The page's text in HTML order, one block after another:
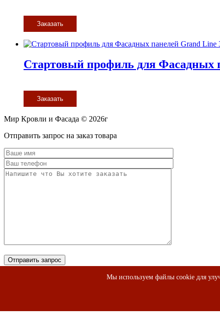
Мы используем файлы cookie для
Заказать
Стартовый профиль для Фасадных
Заказать
Мир Кровли и Фасада © 2026г
Прокрутить
Отправить запрос на заказ товара